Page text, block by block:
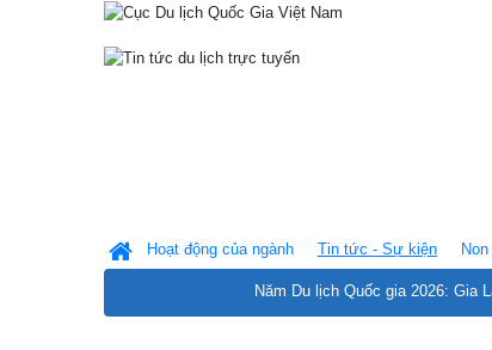
Hoạt động của ngành Tin tức - Sự kiện
Năm Du lịch Quốc gia 2026: Gia